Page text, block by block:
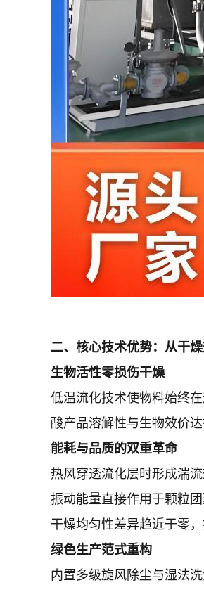
二、核心技术优势：从干
生物活性零损伤干燥
低温流化技术使物料始终
酸产品溶解性与生物效价达
能耗与品质的双重革命
热风穿透流化层时形成湍
振动能量直接作用于颗粒
干燥均匀性差异趋近于零
绿色生产范式重构
内置多级旋风除尘与湿法